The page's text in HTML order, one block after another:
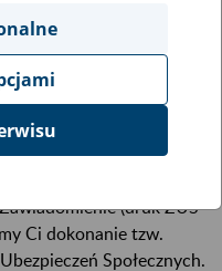
uzyskałeś
zawieszenie emerytury
w
(druk ZUS
Ci dokonanie tzw.
Społecznych.